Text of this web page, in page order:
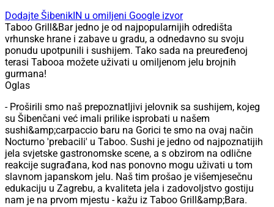
Dodajte ŠibenikIN u omiljeni Google izvor
Taboo Grill&Bar jedno je od najpopularnijih odredišta
vrhunske hrane i zabave u gradu, a odnedavno su svoju
ponudu upotpunili i sushijem. Tako sada na preuređenoj
terasi Tabooa možete uživati u omiljenom jelu brojnih
gurmana!
Oglas
- Proširili smo naš prepoznatljivi jelovnik sa sushijem, kojeg
su Šibenčani već imali prilike isprobati u našem
sushi&amp;carpaccio baru na Gorici te smo na ovaj način
Nocturno 'prebacili' u Taboo. Sushi je jedno od najpoznatijih
jela svjetske gastronomske scene, a s obzirom na odlične
reakcije sugrađana, kod nas ponovno mogu uživati u tom
slavnom japanskom jelu. Naš tim prošao je višemjesečnu
edukaciju u Zagrebu, a kvaliteta jela i zadovoljstvo gostiju
nam je na prvom mjestu - kažu iz Taboo Grill&amp;Bara.